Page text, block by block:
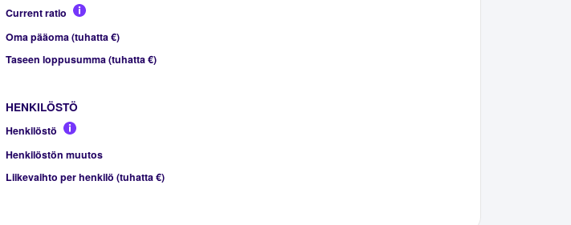
Current ratio
Oma pääoma (tuhatta €)
Taseen loppusumma (tuhatta €)
HENKILÖSTÖ
Henkilöstö
Henkilöstön muutos
Liikevaihto per henkilö (tuhatta €)